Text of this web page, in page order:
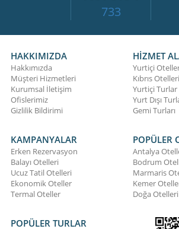
733
HAKKIMIZDA
Hakkımızda
Müşteri Hizmetleri
Kurumsal İletişim
Ofislerimiz
Gizlilik Bildirimi
HİZMET
Yurtiçi
Kıbrıs Otelleri
Yurtiçi Turlar
Yurt Dışı
Gemi Turları
KAMPANYALAR
Erken Rezervasyon
Balayı Otelleri
Ucuz Tatil Otelleri
Ekonomik Oteller
Termal Oteller
POPÜLER
Antalya
Bodrum
Marmaris
Kemer
Doğa Otelleri
POPÜLER TURLAR